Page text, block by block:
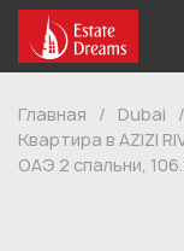
Главная / Dubai
/
Квартира в AZIZI
ОАЭ 2 спальни,